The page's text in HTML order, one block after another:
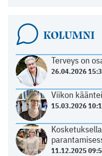
KOLUMNI
Terveys on
26.04.2026
Viikon
15.03.2026
11.12.2025